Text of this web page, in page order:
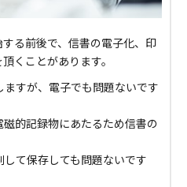
る前後で、信書の電子化、印
くことがあります。
すが、電子でも問題ないです
的記録物にあたるため信書の
て保存しても問題ないです